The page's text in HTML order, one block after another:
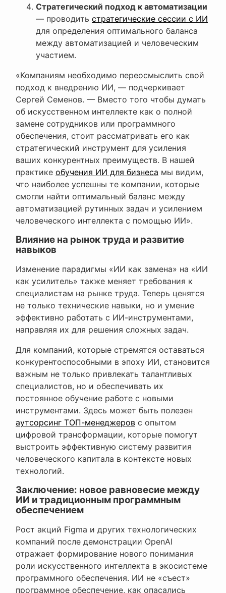
Стратегический подход к автоматизации
— проводить стратегические сессии с ИИ
для определения оптимального баланса
между автоматизацией и человеческим
участием.
«Компаниям необходимо переосмыслить свой
подход к внедрению ИИ, — подчеркивает
Сергей Семенов. — Вместо того чтобы думать
об искусственном интеллекте как о полной
замене сотрудников или программного
обеспечения, стоит рассматривать его как
стратегический инструмент для усиления
ваших конкурентных преимуществ. В нашей
практике обучения ИИ для бизнеса мы видим,
что наиболее успешны те компании, которые
смогли найти оптимальный баланс между
автоматизацией рутинных задач и усилением
человеческого интеллекта с помощью ИИ».
Влияние на рынок труда и развитие
навыков
Изменение парадигмы «ИИ как замена» на «ИИ
как усилитель» также меняет требования к
специалистам на рынке труда. Теперь ценятся
не только технические навыки, но и умение
эффективно работать с ИИ-инструментами,
направляя их для решения сложных задач.
Для компаний, которые стремятся оставаться
конкурентоспособными в эпоху ИИ, становится
важным не только привлекать талантливых
специалистов, но и обеспечивать их
постоянное обучение работе с новыми
инструментами. Здесь может быть полезен
аутсорсинг ТОП-менеджеров с опытом
цифровой трансформации, которые помогут
выстроить эффективную систему развития
человеческого капитала в контексте новых
технологий.
Заключение: новое равновесие между
ИИ и традиционным программным
обеспечением
Рост акций Figma и других технологических
компаний после демонстрации OpenAI
отражает формирование нового понимания
роли искусственного интеллекта в экосистеме
программного обеспечения. ИИ не «съест»
программное обеспечение, как опасались